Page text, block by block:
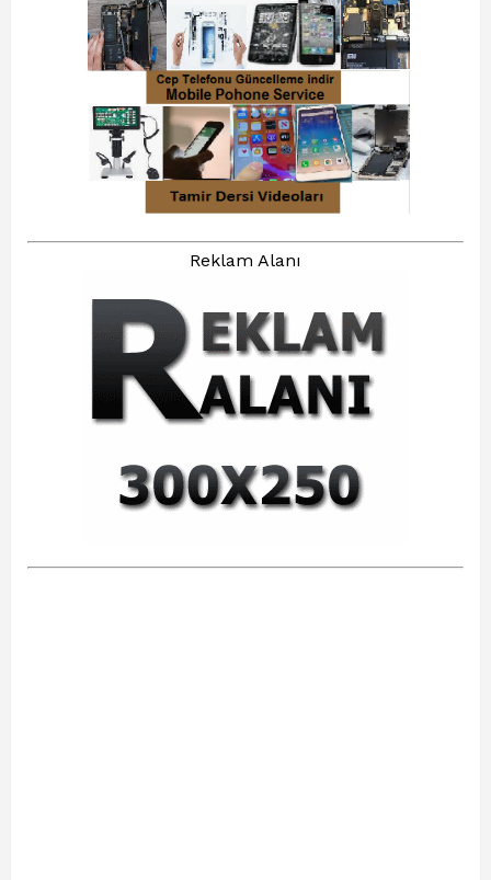
Reklam Alanı